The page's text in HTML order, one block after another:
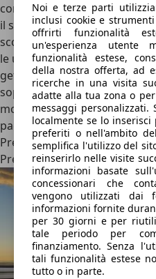
configurazione Turbo S.
il soprannome del cestista
scorrere la pagina
le ultime novità in fatto di
gettonati ci sono ovviamente
sopra citata di recente ha
modifiche che vanno dai
pacchetto estetico in
Prezzi Techart
Prezzi Techart nuove
Noi e terze parti
inclusi cookie e
offrirti funzionalità
un'esperienza utente
funzionalità estese,
della nostra offerta, ad
ricerche in una visita
adatte alla tua zona o
messaggi
localmente se lo
preferiti o nell'ambito
semplifica l'utilizzo del
reinserirlo nelle visite
informazioni basate
concessionari che
vengono utilizzati dai
informazioni fornite
per 30 giorni e per
tale periodo per
finanziamento. Senza
tali funzionalità estese
tutto o in parte.